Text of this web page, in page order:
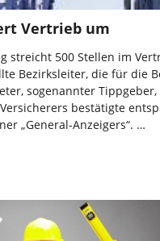
Vertrieb um
streicht 500 Stellen im
Bezirksleiter, die für die
sogenannter
bestätigte
„General-Anzeigers“. …